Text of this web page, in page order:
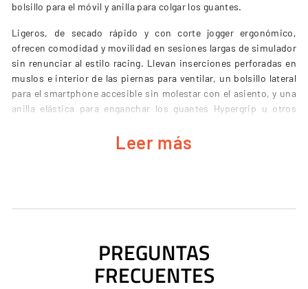
bolsillo para el móvil y anilla para colgar los guantes.
Ligeros, de secado rápido y con corte jogger ergonómico,
ofrecen comodidad y movilidad en sesiones largas de simulador
sin renunciar al estilo racing. Llevan inserciones perforadas en
muslos e interior de las piernas para ventilar, un bolsillo lateral
para el smartphone accesible sin molestar con el asiento, y una
anilla elástica para enganchar los guantes Hypergrip u otros
deterioren con el lavado. Son ropa desim racing
Zonas perforadas en muslos e interior de piernas para
Leer más
PREGUNTAS
FRECUENTES